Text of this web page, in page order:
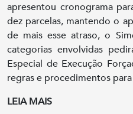
apresentou cronograma
dez parcelas, mantendo o
de mais esse atraso, o
categorias envolvidas
Especial de Execução
regras e procedimentos
LEIA MAIS